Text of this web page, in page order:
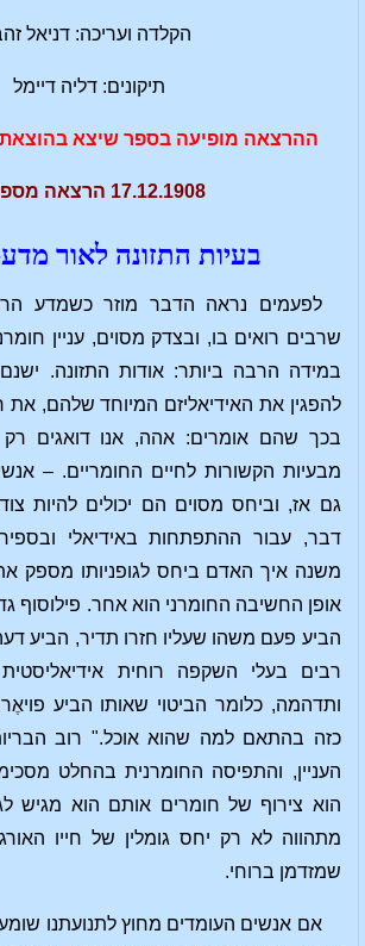
הקלדה ועריכה: דניאל
תיקונים: דליה דיימל
ההרצאה מופיעה בספר שיצא בהוצאת
17.12.1908 הרצאה מספר 7
בעיות התזונה לאור
לפעמים נראה הדבר מוזר כשמדע
שרבים רואים בו, ובצדק מסוים, עניין
במידה הרבה ביותר: אודות התזונה.
להפגין את האידיאליזם המיוחד שלהם, את
בכך שהם אומרים: אהה, אנו דואגים
מבעיות הקשורות לחיים החומריים. –
גם אז, וביחס מסוים הם יכולים להיות
דבר, עבור ההתפתחות באידיאלי
משנה איך האדם ביחס לגופניותו מספק
הביע פעם משהו שעליו חזרו תדיר, הביע
רבים בעלי השקפה רוחית
ותדהמה, כלומר הביטוי שאותו הביע
כזה בהתאם למה שהוא אוכל." רוב
העניין, והתפיסה החומרנית בהחלט
הוא צירוף של חומרים אותם הוא מגיש
מתהווה לא רק יחס גומלין של חייו
שמזדמן ברוחי.
אם אנשים העומדים מחוץ לתנועתנו